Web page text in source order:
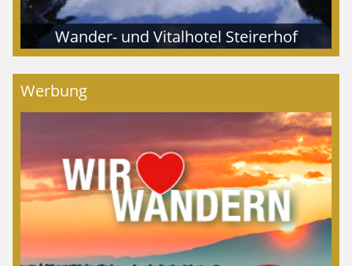
Wander- und Vitalhotel Steirerhof
Werbung